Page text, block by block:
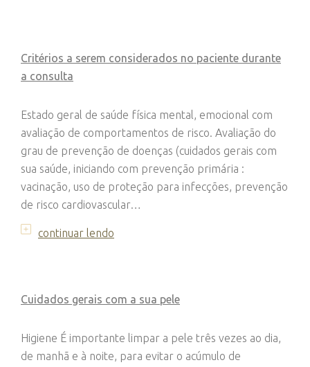
Critérios a serem considerados no paciente durante
a consulta
Estado geral de saúde física mental, emocional com
avaliação de comportamentos de risco. Avaliação do
grau de prevenção de doenças (cuidados gerais com
sua saúde, iniciando com prevenção primária :
vacinação, uso de proteção para infecções, prevenção
de risco cardiovascular…
continuar lendo
Cuidados gerais com a sua pele
Higiene É importante limpar a pele três vezes ao dia,
de manhã e à noite, para evitar o acúmulo de